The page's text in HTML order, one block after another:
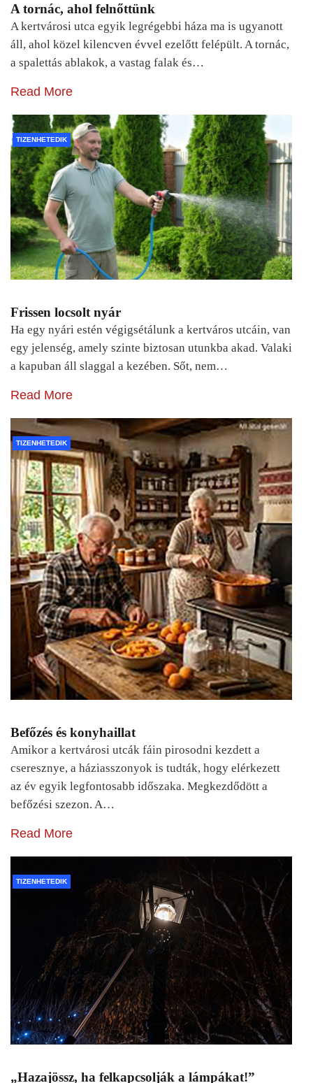
A tornác, ahol felnőttünk
A kertvárosi utca egyik legrégebbi háza ma is ugyanott
áll, ahol közel kilencven évvel ezelőtt felépült. A tornác,
a spalettás ablakok, a vastag falak és…
Read More
TIZENHETEDIK
Frissen locsolt nyár
Ha egy nyári estén végigsétálunk a kertváros utcáin, van
egy jelenség, amely szinte biztosan utunkba akad. Valaki
a kapuban áll slaggal a kezében. Sőt, nem…
Read More
TIZENHETEDIK
Befőzés és konyhaillat
Amikor a kertvárosi utcák fáin pirosodni kezdett a
cseresznye, a háziasszonyok is tudták, hogy elérkezett
az év egyik legfontosabb időszaka. Megkezdődött a
befőzési szezon. A…
Read More
TIZENHETEDIK
„Hazajössz, ha felkapcsolják a lámpákat!”